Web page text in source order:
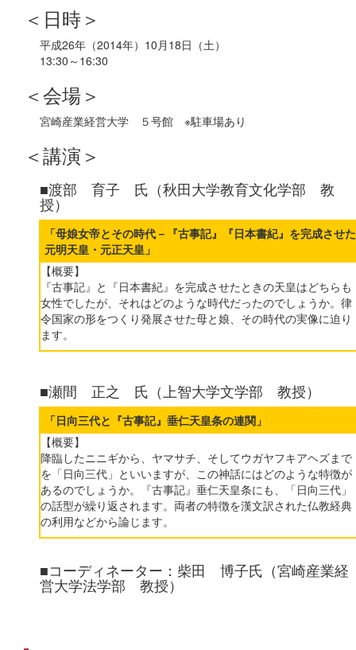
＜日時＞
平成26年（2014年）10月18日（土）
13:30～16:30
＜会場＞
宮崎産業経営大学 ５号館 ※駐車場あり
＜講演＞
■渡部 育子 氏（秋田大学教育文化学部 教
授）
「母娘女帝とその時代－『古事記』『日本書紀』を完成させた
元明天皇・元正天皇」
【概要】
『古事記』と『日本書紀』を完成させたときの天皇はどちらも
女性でしたが、それはどのような時代だったのでしょうか。律
令国家の形をつくり発展させた母と娘、その時代の実像に迫り
ます。
■瀬間 正之 氏（上智大学文学部 教授）
「日向三代と『古事記』垂仁天皇条の連関」
【概要】
降臨したニニギから、ヤマサチ、そしてウガヤフキアヘズまで
を「日向三代」といいますが、この神話にはどのような特徴が
あるのでしょうか。『古事記』垂仁天皇条にも、「日向三代」
の話型が繰り返されます。両者の特徴を漢文訳された仏教経典
の利用などから論じます。
■コーディネーター：柴田 博子氏（宮崎産業経
営大学法学部 教授）